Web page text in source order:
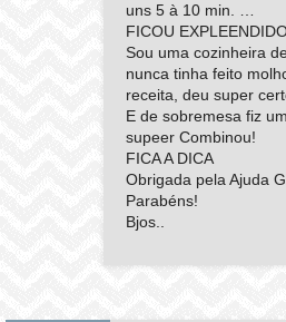
uns 5 à 10 min. …
FICOU
Sou uma cozinheira
nunca tinha feito
receita, deu super
E de sobremesa fiz
supeer Combinou!
FICA A DICA
Obrigada pela Ajuda
Parabéns!
Bjos..